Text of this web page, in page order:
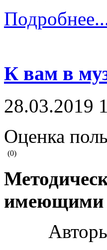
К вам в
28.03.2019
Оценка
(0)
имеющими